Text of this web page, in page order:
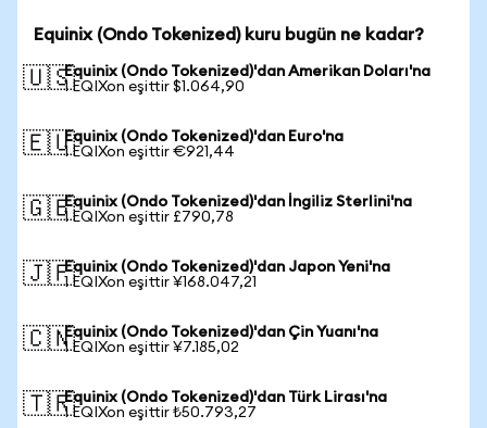
Equinix (Ondo Tokenized) kuru bugün ne kadar?
🇺🇸Equinix (Ondo Tokenized)'dan Amerikan Doları'na
1 EQIXon eşittir $1.064,90
🇪🇺Equinix (Ondo Tokenized)'dan Euro'na
1 EQIXon eşittir €921,44
🇬🇧Equinix (Ondo Tokenized)'dan İngiliz Sterlini'na
1 EQIXon eşittir £790,78
🇯🇵Equinix (Ondo Tokenized)'dan Japon Yeni'na
1 EQIXon eşittir ¥168.047,21
🇨🇳Equinix (Ondo Tokenized)'dan Çin Yuanı'na
1 EQIXon eşittir ¥7.185,02
🇹🇷Equinix (Ondo Tokenized)'dan Türk Lirası'na
1 EQIXon eşittir ₺50.793,27